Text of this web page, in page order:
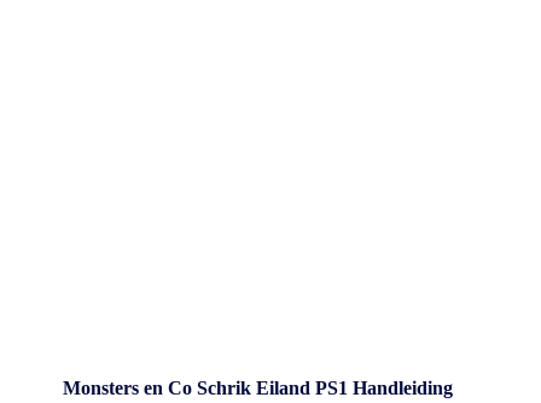
Monsters en Co Schrik Eiland PS1 Handleiding